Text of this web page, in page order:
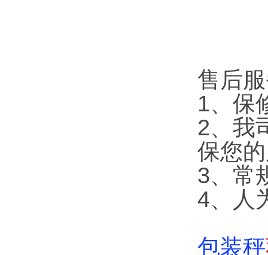
售后
1、保
2、我
保您
3、常
4、人
包装秤